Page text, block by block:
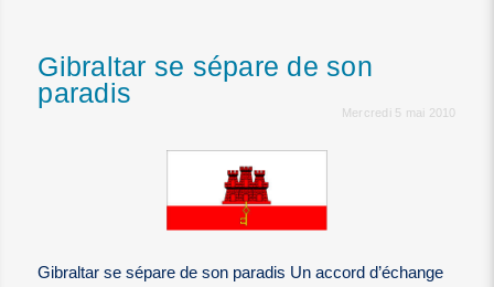
Gibraltar se sépare de son
paradis
Mercredi 5 mai 2010
Gibraltar se sépare de son paradis Un accord d’échange